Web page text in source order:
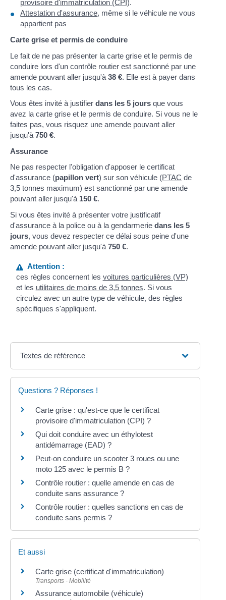
provisoire d'immatriculation (CPI).
Attestation d'assurance, même si le véhicule ne vous
appartient pas
Carte grise et permis de conduire
Le fait de ne pas présenter la carte grise et le permis de
conduire lors d'un contrôle routier est sanctionné par une
amende pouvant aller jusqu'à38 €. Elle est à payer dans
tous les cas.
Vous êtes invité à justifierdans les 5 jours que vous
avez la carte grise et le permis de conduire. Si vous ne le
faites pas, vous risquez une amende pouvant aller
jusqu'à750 €.
Assurance
Ne pas respecter l'obligation d'apposer le certificat
d'assurance (papillon vert) sur son véhicule (PTAC de
3,5 tonnes maximum) est sanctionné par une amende
pouvant aller jusqu'à 150 €.
Si vous êtes invité à présenter votre justificatif
d'assurance à la police ou à la gendarmeriedans les 5
jours, vous devez respecter ce délai sous peine d'une
amende pouvant aller jusqu'à750 €.
Attention :
ces règles concernent les voitures particulières (VP)
et les utilitaires de moins de 3,5 tonnes. Si vous
circulez avec un autre type de véhicule, des règles
spécifiques s'appliquent.
Textes de référence
Questions ? Réponses !
Carte grise : qu'est-ce que le certificat
provisoire d'immatriculation (CPI) ?
Qui doit conduire avec un éthylotest
antidémarrage (EAD) ?
Peut-on conduire un scooter 3 roues ou une
moto 125 avec le permis B ?
Contrôle routier : quelle amende en cas de
conduite sans assurance ?
Contrôle routier : quelles sanctions en cas de
conduite sans permis ?
Et aussi
Carte grise (certificat d'immatriculation)
Transports - Mobilité
Assurance automobile (véhicule)